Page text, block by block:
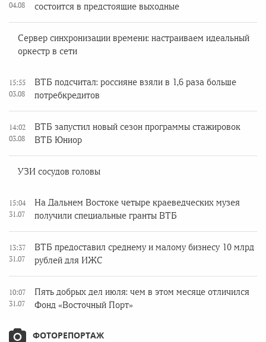
04.08
состоится в предстоящие выходные
Сервер синхронизации времени: настраиваем идеальный
оркестр в сети
15:55
03.08
ВТБ подсчитал: россияне взяли в 1,6 раза больше
потребкредитов
14:02
03.08
ВТБ запустил новый сезон программы стажировок
ВТБ Юниор
УЗИ сосудов головы
15:04
31.07
На Дальнем Востоке четыре краеведческих музея
получили специальные гранты ВТБ
13:37
31.07
ВТБ предоставил среднему и малому бизнесу 10 млрд
рублей для ИЖС
10:07
31.07
Пять добрых дел июля: чем в этом месяце отличился
Фонд «Восточный Порт»
ФОТОРЕПОРТАЖ